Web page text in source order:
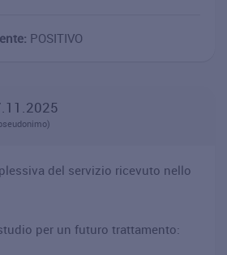
POSITIVO
del servizio ricevuto nello
per un futuro trattamento: